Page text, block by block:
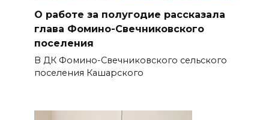
О работе за полугодие рассказала
глава Фомино-Свечниковского
поселения
В ДК Фомино-Свечниковского сельского
поселения Кашарского